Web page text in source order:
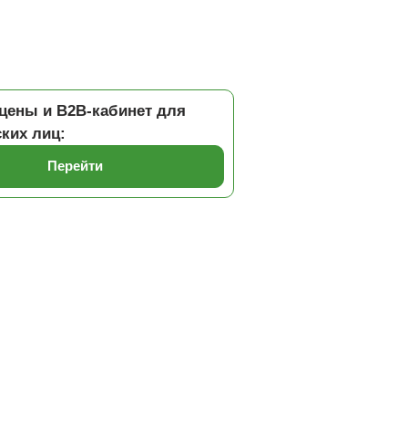
и B2B-кабинет для
лиц:
Перейти